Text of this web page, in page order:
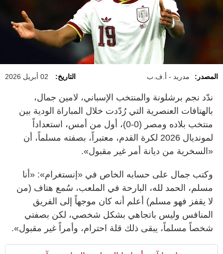
المصدر: مدريد - أ.ف.ب التاريخ: 02 أبريل 2026
ندّد نجم برشلونة والمنتخب الإسباني، لامين جمال،
بالهتافات العنصرية التي رُدّدت خلال المباراة الودية بين
منتخب بلاده ومصر (0-0)، أول من أمس، استعداداً
لمونديال 2026 لكرة القدم، معتبراً، بصفته مسلماً، أن
«السخرية من ديانة أمر غير مقبول».
وكتب جمال على حسابه الخاص في «إنستغرام»: «أنا
مسلم، الحمد لله، البارحة في الملعب، سُمع هتاف (من
لا يقفز فهو مسلم) أعلم أنه كان موجهاً إلى الفريق
المنافس وليس باتجاهي بشكل شخصي، لكن بصفتي
شخصاً مسلماً، يبقى ذلك قلة احترام، وأمراً غير مقبول».